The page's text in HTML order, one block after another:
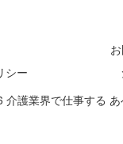
シー
護業界で仕事する